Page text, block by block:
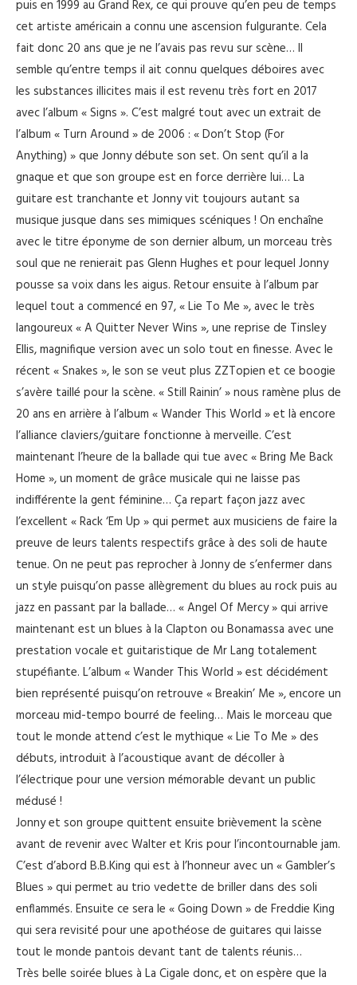
puis en 1999 au Grand Rex, ce qui prouve qu’en peu de temps
cet artiste américain a connu une ascension fulgurante. Cela
fait donc 20 ans que je ne l’avais pas revu sur scène… Il
semble qu’entre temps il ait connu quelques déboires avec
les substances illicites mais il est revenu très fort en 2017
avec l’album « Signs ». C’est malgré tout avec un extrait de
l’album « Turn Around » de 2006 : « Don’t Stop (For
Anything) » que Jonny débute son set. On sent qu’il a la
gnaque et que son groupe est en force derrière lui… La
guitare est tranchante et Jonny vit toujours autant sa
musique jusque dans ses mimiques scéniques ! On enchaîne
avec le titre éponyme de son dernier album, un morceau très
soul que ne renierait pas Glenn Hughes et pour lequel Jonny
pousse sa voix dans les aigus. Retour ensuite à l’album par
lequel tout a commencé en 97, « Lie To Me », avec le très
langoureux « A Quitter Never Wins », une reprise de Tinsley
Ellis, magnifique version avec un solo tout en finesse. Avec le
récent « Snakes », le son se veut plus ZZTopien et ce boogie
s’avère taillé pour la scène. « Still Rainin’ » nous ramène plus de
20 ans en arrière à l’album « Wander This World » et là encore
l’alliance claviers/guitare fonctionne à merveille. C’est
maintenant l’heure de la ballade qui tue avec « Bring Me Back
Home », un moment de grâce musicale qui ne laisse pas
indifférente la gent féminine… Ça repart façon jazz avec
l’excellent « Rack ‘Em Up » qui permet aux musiciens de faire la
preuve de leurs talents respectifs grâce à des soli de haute
tenue. On ne peut pas reprocher à Jonny de s’enfermer dans
un style puisqu’on passe allègrement du blues au rock puis au
jazz en passant par la ballade… « Angel Of Mercy » qui arrive
maintenant est un blues à la Clapton ou Bonamassa avec une
prestation vocale et guitaristique de Mr Lang totalement
stupéfiante. L’album « Wander This World » est décidément
bien représenté puisqu’on retrouve « Breakin’ Me », encore un
morceau mid-tempo bourré de feeling… Mais le morceau que
tout le monde attend c’est le mythique « Lie To Me » des
débuts, introduit à l’acoustique avant de décoller à
l’électrique pour une version mémorable devant un public
médusé !
Jonny et son groupe quittent ensuite brièvement la scène
avant de revenir avec Walter et Kris pour l’incontournable jam.
C’est d’abord B.B.King qui est à l’honneur avec un « Gambler’s
Blues » qui permet au trio vedette de briller dans des soli
enflammés. Ensuite ce sera le « Going Down » de Freddie King
qui sera revisité pour une apothéose de guitares qui laisse
tout le monde pantois devant tant de talents réunis…
Très belle soirée blues à La Cigale donc, et on espère que la